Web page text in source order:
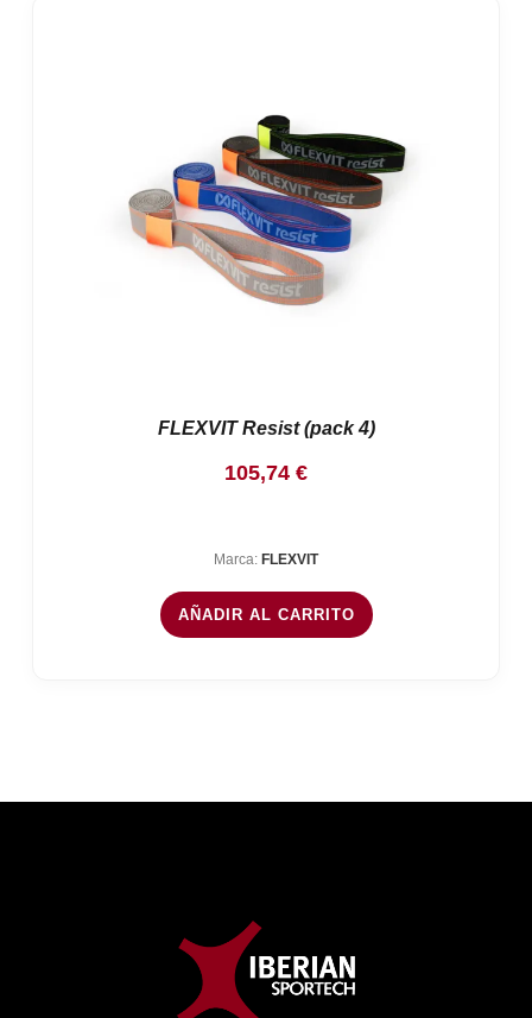
FLEXVIT Resist (pack 4)
105,74 €
Marca: FLEXVIT
AÑADIR AL CARRITO